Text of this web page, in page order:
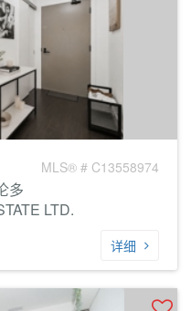
MLS® # C13558974
多
LTD.
详细